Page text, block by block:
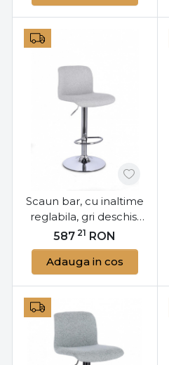
Scaun bar, cu inaltime
reglabila, gri deschis,
cu picior cromat,
Rafael, Yes
587 21 RON
Adauga in cos